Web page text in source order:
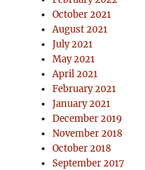
October 2021
August 2021
July 2021
May 2021
April 2021
February 2021
January 2021
December 2019
November 2018
October 2018
September 2017